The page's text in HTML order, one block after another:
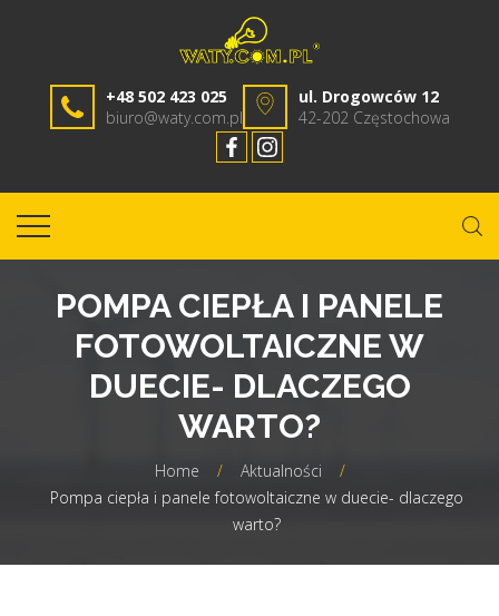
+48 502 423 025
biuro@waty.com.pl
ul. Drogowców 12
42-202 Częstochowa
POMPA CIEPŁA I PANELE
FOTOWOLTAICZNE W
DUECIE- DLACZEGO
WARTO?
Home / Aktualności
/
Pompa ciepła i panele fotowoltaiczne w duecie- dlaczego
warto?